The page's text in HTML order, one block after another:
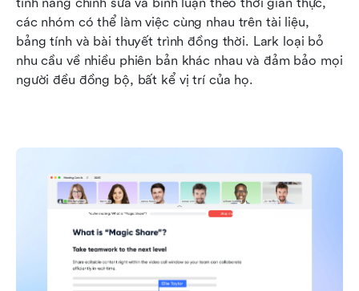
các nhóm có thể làm việc cùng nhau trên tài liệu,
bảng tính và bài thuyết trình đồng thời. Lark loại bỏ
nhu cầu về nhiều phiên bản khác nhau và đảm bảo mọi
người đều đồng bộ, bất kể vị trí của họ.